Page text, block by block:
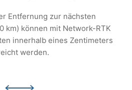
Entfernung zur nächsten
km) können mit Network-RTK
innerhalb eines Zentimeters
werden.